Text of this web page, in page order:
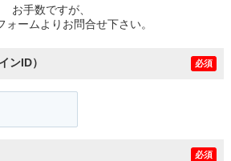
お手数ですが、
ォームよりお問合せ下さい。
ンID） 必須
必須